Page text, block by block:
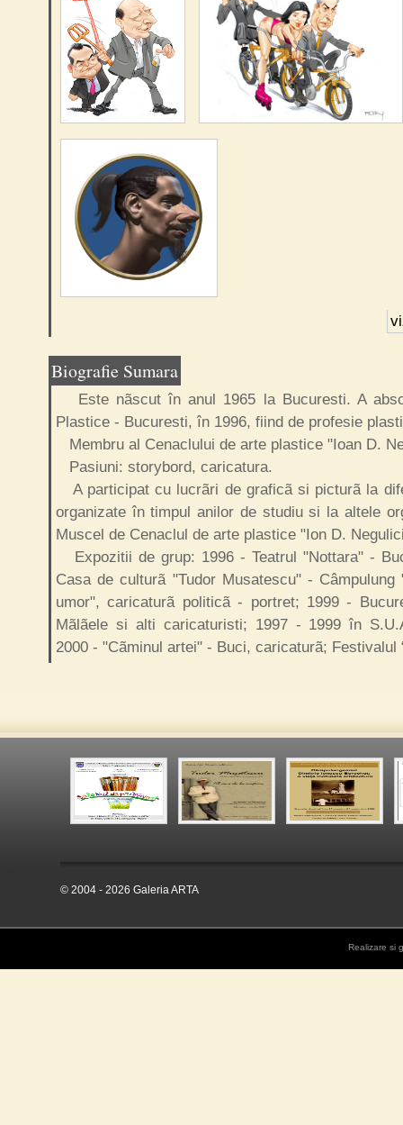
Biografie Sumara
Este nãscut în anul 1965 la Bucuresti. A
Plastice - Bucuresti, în 1996, fiind de profesie
Membru al Cenaclului de arte plastice "Ioan D.
Pasiuni: storybord, caricatura.
A participat cu lucrãri de graficã si picturã la
organizate în timpul anilor de studiu si la altele
Muscel de Cenaclul de arte plastice "Ion D.
Expozitii de grup: 1996 - Teatrul "Nottara" -
Casa de culturã "Tudor Musatescu" -
umor", caricaturã politicã - portret; 1999 -
Mãlãele si alti caricaturisti; 1997 - 1999 în
2000 - "Cãminul artei" - Buci, caricaturã; Festivalul
© 2004 - 2026 Galeria ARTA
Realizare si